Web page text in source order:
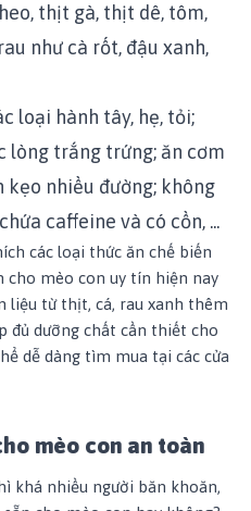
thịt gà, thịt dê, tôm,
như cà rốt, đậu xanh,
loại hành tây, hẹ, tỏi;
lòng trắng trứng; ăn cơm
kẹo nhiều đường; không
caffeine và có cồn, ...
các loại thức ăn chế biến
cho mèo con uy tín hiện nay
liệu từ thịt, cá, rau xanh thêm
đủ dưỡng chất cần thiết cho
dễ dàng tìm mua tại các cửa
mèo con an toàn
khá nhiều người băn khoăn,